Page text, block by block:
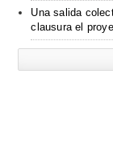
Una salida
clausura el